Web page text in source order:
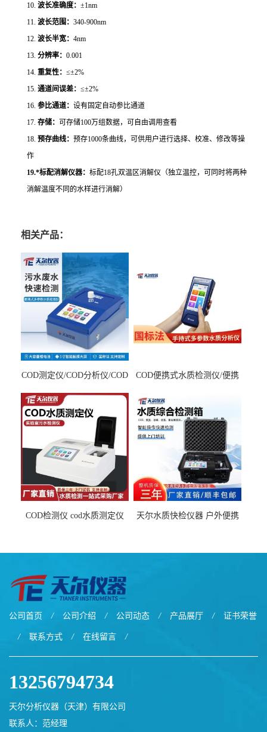
10. 波长准确度： ±1nm
11. 波长范围： 340-900nm
12. 波长半宽： 4nm
13. 分辨率： 0.001
14. 重复性： ≤±2%
15. 通道间误差： ≤±2%
16. 参比通道： 设有固定自动参比通道
17. 存储： 可存储100万组数据，可自由调用查看
18. 预存曲线： 预存1000条曲线，可供用户进行选择、校准、修改等操
作
19.*标配消解仪器： 标配18孔双温区消解仪（独立温控，可同时将两种
消解温度不同的水样进行消解）
相关产品：
COD测定仪/COD分析仪/COD
COD便携式水质检测仪/便携
COD检测仪 cod水质测定仪
天尔水质快检仪器 户外便携
公司首页 / 公司介绍 / 公司动态 / 产品展厅 / 证书荣誉
/ 联系方式 / 在线留言 /
13256794734
天尔分析仪器（天津）有限公司
联系人：范经理